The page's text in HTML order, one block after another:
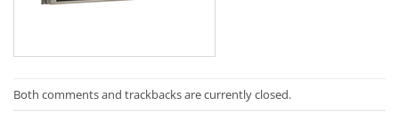
Both comments and trackbacks are currently closed.